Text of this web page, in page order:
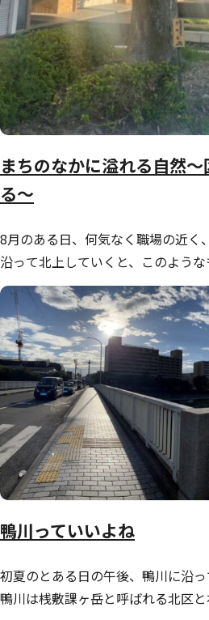
まちのなかに溢れる自然
る～
8月のある日、何気なく職場の近く
沿って北上していくと、このよう
鴨川っていいよね
初夏のとある日の午後、鴨川に沿っ
鴨川は桟敷課ヶ岳と呼ばれる北区